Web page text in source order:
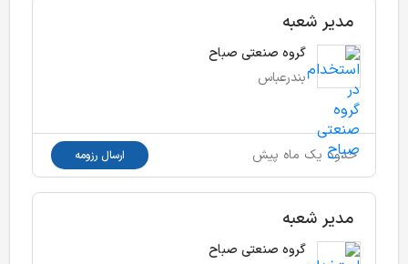
مدیر شعبه
گروه صنعتی صباح
بندرعباس
حدود یک ماه پیش ارسال رزومه
مدیر شعبه
گروه صنعتی صباح